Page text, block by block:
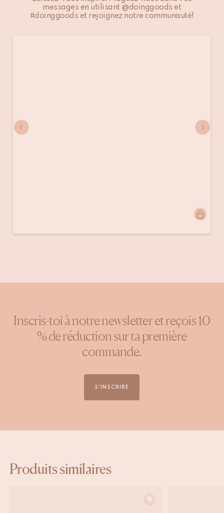
Ne pas nettoyer professionnellement à l'eau
messages en utilisant @doinggoods et
#doinggoods et rejoignez notre communauté!
publiée
Inscris-toi à notre newsletter et reçois 10
% de réduction sur ta première
commande.
S'INSCRIRE
Produits similaires